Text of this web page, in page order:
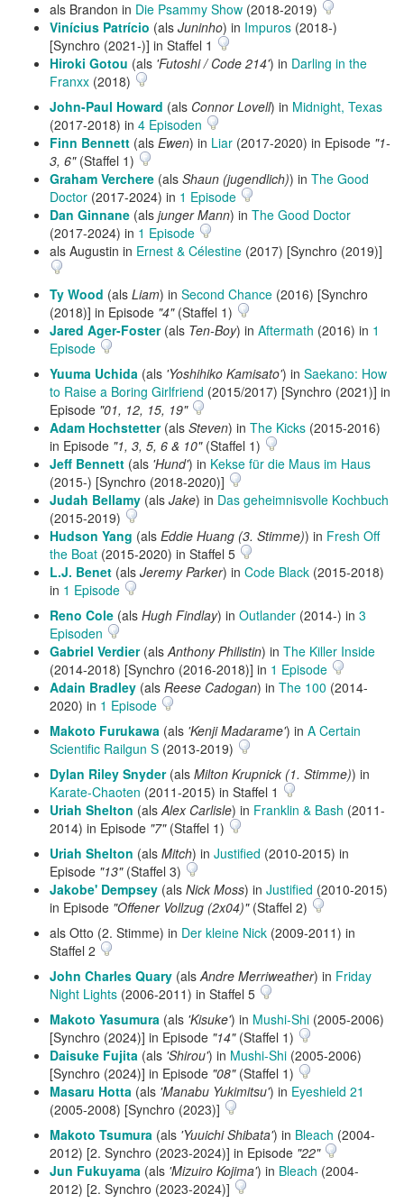
als Brandon in Die Psammy Show (2018-2019)
Vinícius Patrício (als Juninho) in Impuros (2018-)
[Synchro (2021-)] in Staffel 1
Hiroki Gotou (als 'Futoshi / Code 214') in Darling in the
Franxx (2018)
John-Paul Howard (als Connor Lovell) in Midnight, Texas
(2017-2018) in 4 Episoden
Finn Bennett (als Ewen) in Liar (2017-2020) in Episode "1-
3, 6"(Staffel 1)
Graham Verchere (als Shaun (jugendlich)) in The Good
Doctor (2017-2024) in 1 Episode
Dan Ginnane (als junger Mann) in The Good Doctor
(2017-2024) in 1 Episode
als Augustin in Ernest & Célestine (2017) [Synchro (2019)]
Ty Wood (als Liam) in Second Chance (2016) [Synchro
(2018)] in Episode "4"(Staffel 1)
Jared Ager-Foster(als Ten-Boy) in Aftermath (2016) in 1
Episode
Yuuma Uchida (als 'Yoshihiko Kamisato') in Saekano: How
to Raise a Boring Girlfriend (2015/2017) [Synchro (2021)] in
Episode "01, 12, 15, 19"
Adam Hochstetter(als Steven) in The Kicks (2015-2016)
in Episode "1, 3, 5, 6 & 10"(Staffel 1)
Jeff Bennett (als 'Hund') in Kekse für die Maus im Haus
(2015-) [Synchro (2018-2020)]
Judah Bellamy (als Jake) in Das geheimnisvolle Kochbuch
(2015-2019)
Hudson Yang (als Eddie Huang (3. Stimme)) in Fresh Off
the Boat (2015-2020) in Staffel 5
L.J. Benet (als Jeremy Parker) in Code Black (2015-2018)
in 1 Episode
Reno Cole (als Hugh Findlay) in Outlander (2014-) in 3
Episoden
Gabriel Verdier(als Anthony Philistin) in The Killer Inside
(2014-2018) [Synchro (2016-2018)] in 1 Episode
Adain Bradley (als Reese Cadogan) in The 100 (2014-
2020) in 1 Episode
Makoto Furukawa (als 'Kenji Madarame') in A Certain
Scientific Railgun S (2013-2019)
Dylan Riley Snyder(als Milton Krupnick (1. Stimme)) in
Karate-Chaoten (2011-2015) in Staffel 1
Uriah Shelton (als Alex Carlisle) in Franklin & Bash (2011-
2014) in Episode "7"(Staffel 1)
Uriah Shelton (als Mitch) in Justified (2010-2015) in
Episode "13"(Staffel 3)
Jakobe' Dempsey (als Nick Moss) in Justified (2010-2015)
in Episode "Offener Vollzug (2x04)"(Staffel 2)
als Otto (2. Stimme) in Der kleine Nick (2009-2011) in
Staffel 2
John Charles Quary (als Andre Merriweather) in Friday
Night Lights (2006-2011) in Staffel 5
Makoto Yasumura (als 'Kisuke') in Mushi-Shi (2005-2006)
[Synchro (2024)] in Episode "14"(Staffel 1)
Daisuke Fujita (als 'Shirou') in Mushi-Shi (2005-2006)
[Synchro (2024)] in Episode "08"(Staffel 1)
Masaru Hotta (als 'Manabu Yukimitsu') in Eyeshield 21
(2005-2008) [Synchro (2023)]
Makoto Tsumura (als 'Yuuichi Shibata') in Bleach (2004-
2012) [2. Synchro (2023-2024)] in Episode "22"
Jun Fukuyama (als 'Mizuiro Kojima') in Bleach (2004-
2012) [2. Synchro (2023-2024)]